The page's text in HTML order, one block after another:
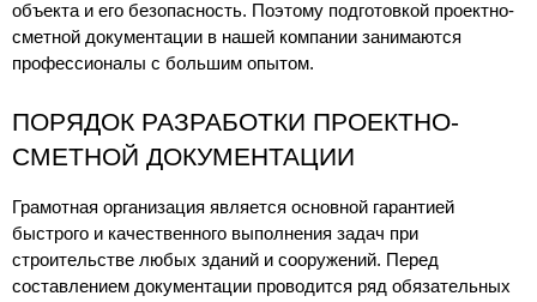
объекта и его безопасность. Поэтому подготовкой проектно-
сметной документации в нашей компании занимаются
профессионалы с большим опытом.
ПОРЯДОК РАЗРАБОТКИ ПРОЕКТНО-
СМЕТНОЙ ДОКУМЕНТАЦИИ
Грамотная организация является основной гарантией
быстрого и качественного выполнения задач при
строительстве любых зданий и сооружений. Перед
составлением документации проводится ряд обязательных